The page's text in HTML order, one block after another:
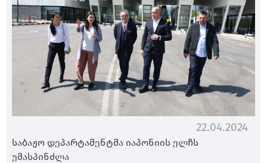
22.04.2024
საბაჟო დეპარტამენტმა იაპონიის ელჩს
უმასპინძლა